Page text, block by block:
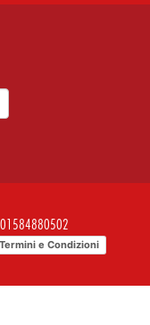
01584880502
Termini e Condizioni